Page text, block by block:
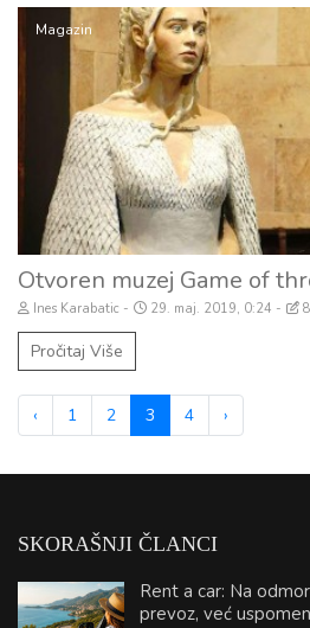
Magazin
Otvoren muzej Game of
Ines Karabatic 29. maj. 2019, 0:24
Pročitaj Više
‹ 1 2 3 4 ›
SKORAŠNJI ČLANCI
Rent a car: Na
prevoz, već